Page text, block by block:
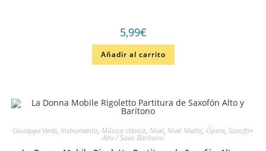
5,99€
Añadir al carrito
Giuseppe Verdi, Instrumento, Música clásica, Nivel, Nivel Medio, Ópera, Saxofón
Alto / Saxo Barítono